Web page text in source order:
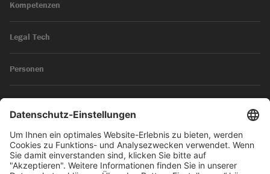
Kompetenzen
Legal Tech
Personen
News